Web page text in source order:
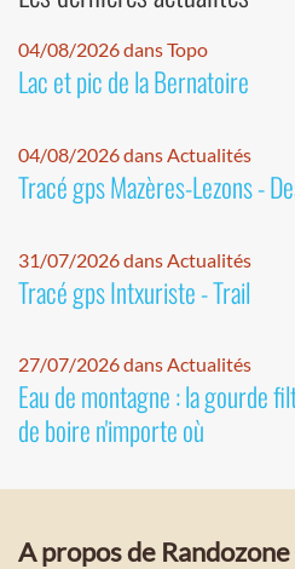
04/08/2026 dans Topo
Lac et pic de la Bernatoire
04/08/2026 dans Actualités
Tracé gps Mazères-Lezons -
31/07/2026 dans Actualités
Tracé gps Intxuriste - Trail
27/07/2026 dans Actualités
Eau de montagne : la gourde
de boire n'importe où
A propos de Randozone